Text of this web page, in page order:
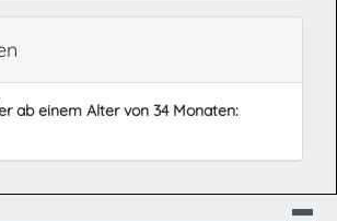
ab einem Alter von 34 Monaten: